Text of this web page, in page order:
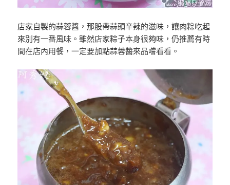
店家自製的蒜蓉醬，那股帶蒜頭辛辣的滋味，讓肉粽吃起
來別有一番風味。雖然店家粽子本身很夠味，仍推薦有時
間在店內用餐，一定要加點蒜蓉醬來品嚐看看。